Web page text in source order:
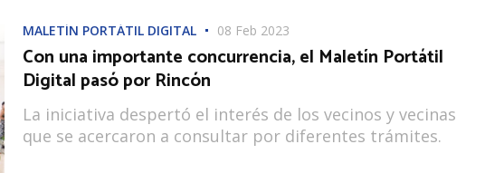
MALETÍN PORTÁTIL DIGITAL 08 Feb 2023
Con una importante concurrencia, el Maletín Portátil
Digital pasó por Rincón
La iniciativa despertó el interés de los vecinos y vecinas
que se acercaron a consultar por diferentes trámites.